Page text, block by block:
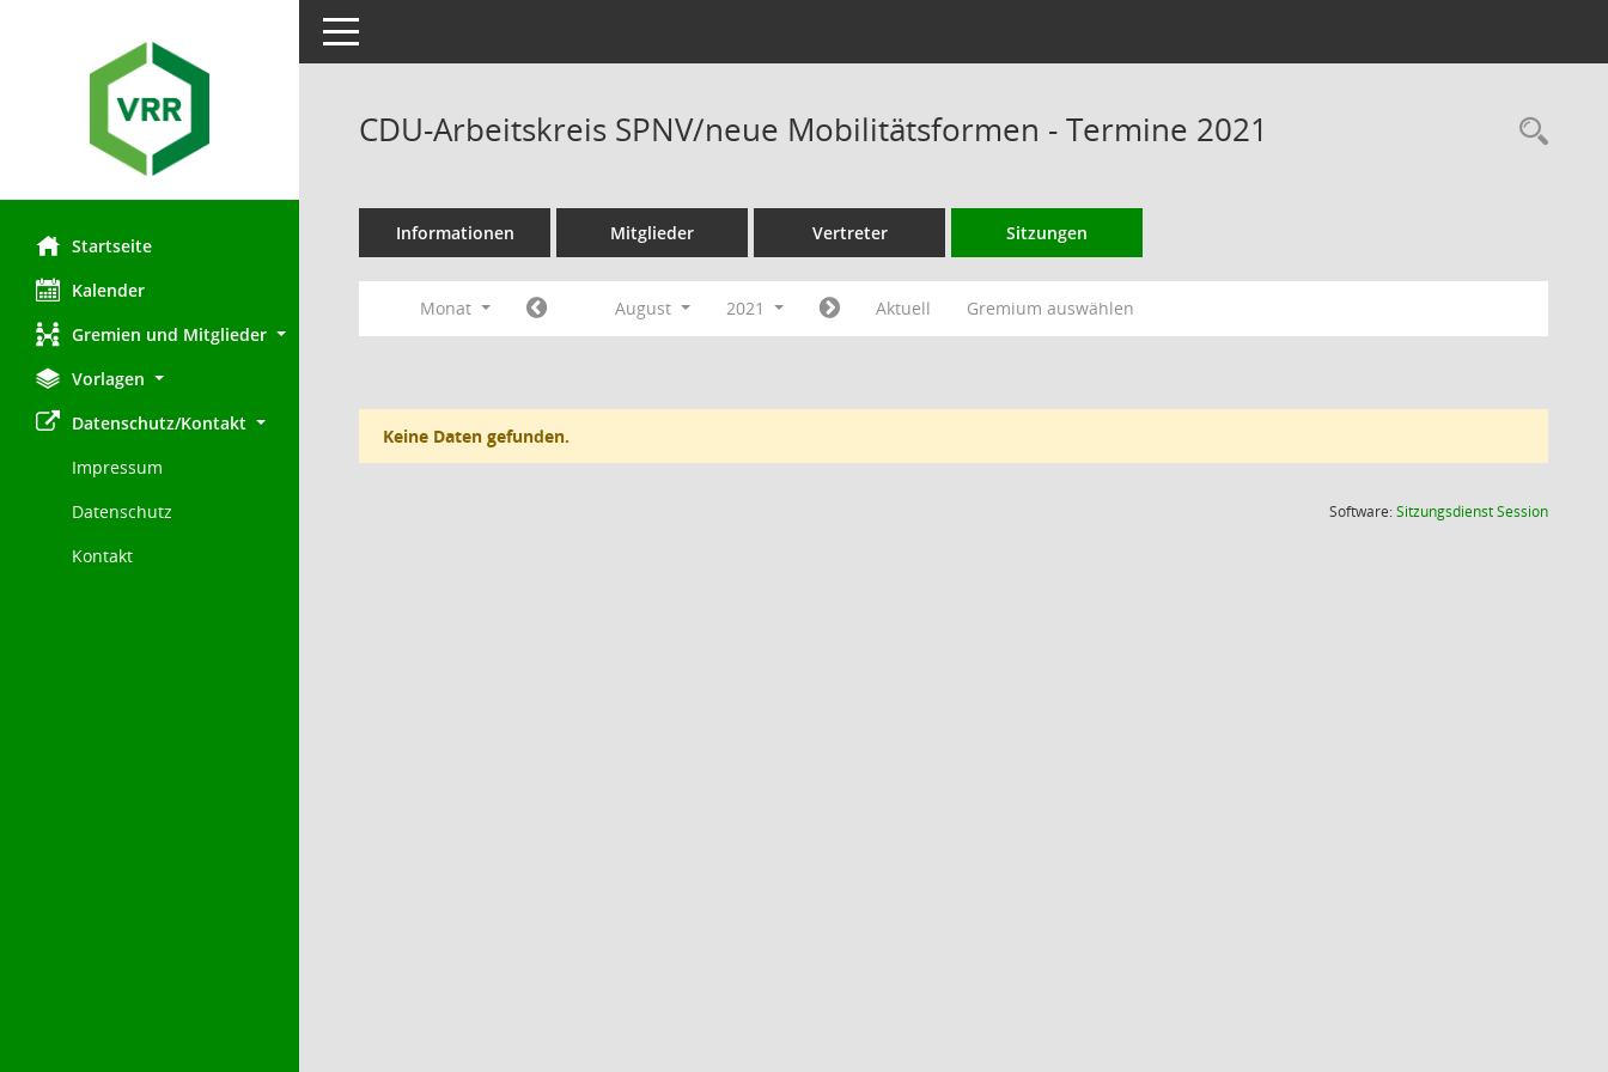
Startseite
Kalender
Gremien und Mitglieder
Vorlagen
Datenschutz/Kontakt
Impressum
Datenschutz
Kontakt
Toggle navigation
CDU-Arbeitskreis SPNV/neue Mobilitätsformen - Termine 2021
Informationen Mitglieder Vertreter Sitzungen
Monat August 2021 Aktuell Gremium auswählen
Keine Daten gefunden.
Software:SitzungsdienstSession(Wird in